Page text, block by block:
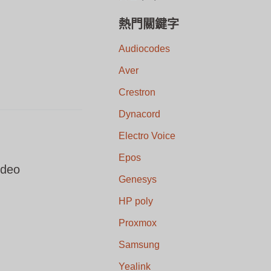
熱門關鍵字
Audiocodes
Aver
Crestron
Dynacord
Electro Voice
Epos
Genesys
HP poly
Proxmox
Samsung
Yealink